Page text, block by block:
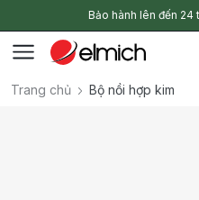
Bảo hành lên đến 24
Trang chủ Bộ nồi hợp kim